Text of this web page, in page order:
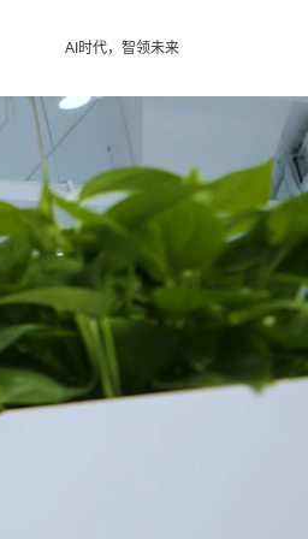
AI时代，智领未来